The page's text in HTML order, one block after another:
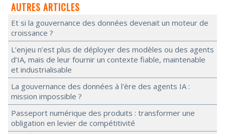
AUTRES ARTICLES
Et si la gouvernance des données devenait un moteur de
croissance ?
L’enjeu n’est plus de déployer des modèles ou des agents
d’IA, mais de leur fournir un contexte fiable, maintenable
et industrialisable
La gouvernance des données à l'ère des agents IA :
mission impossible ?
Passeport numérique des produits : transformer une
obligation en levier de compétitivité